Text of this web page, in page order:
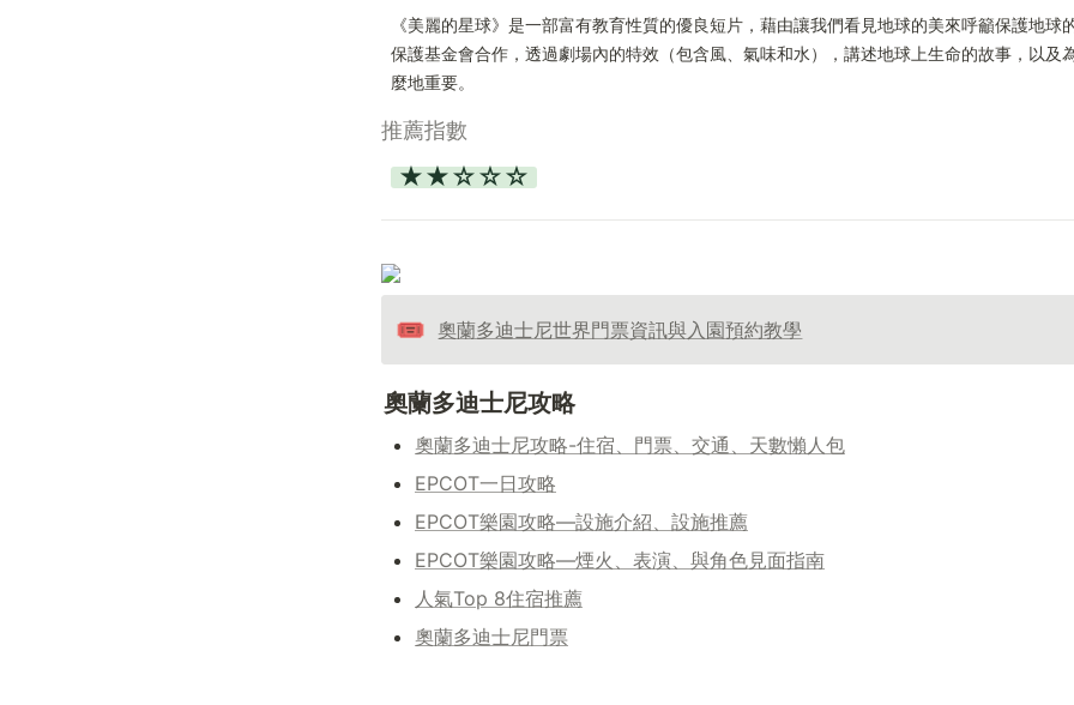
《美麗的星球》是一部富有教育性質的優良短片，藉由讓我們看見地球的美來呼籲保護地球
保護基金會合作，透過劇場內的特效（包含風、氣味和水），講述地球上生命的故事，以及
麼地重要。
推薦指數
★★☆☆☆
🎟️ 奧蘭多迪士尼世界門票資訊與入園預約教學
奧蘭多迪士尼攻略
奧蘭多迪士尼攻略-住宿、門票、交通、天數懶人包
EPCOT一日攻略
EPCOT樂園攻略—設施介紹、設施推薦
EPCOT樂園攻略—煙火、表演、與角色見面指南
人氣Top 8住宿推薦
奧蘭多迪士尼門票